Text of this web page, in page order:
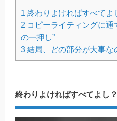
1 終わりよければすべてよ
2 コピーライティングに通
の一押し”
3 結局、どの部分が大事な
終わりよければすべてよし？